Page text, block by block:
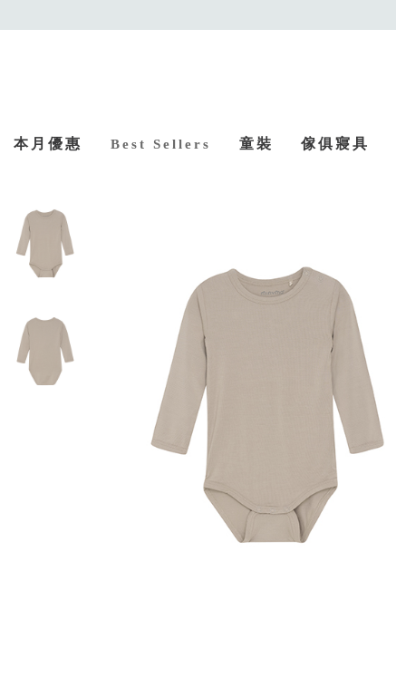
本月優惠 Best Sellers 童裝 傢俱寢具